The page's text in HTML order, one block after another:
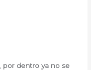
por dentro ya no se